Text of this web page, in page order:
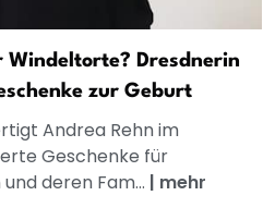
Windeltorte? Dresdnerin
zur Geburt
Andrea Rehn im
Geschenke für
deren Fam... | mehr